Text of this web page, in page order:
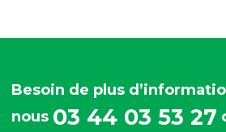
Besoin de plus
nous 03 44 03 53 27